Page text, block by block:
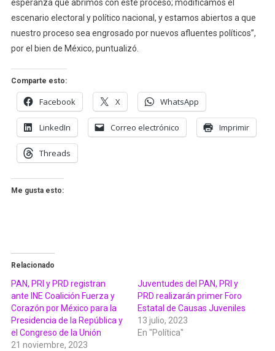
esperanza que abrimos con este proceso; modificamos el
escenario electoral y político nacional, y estamos abiertos a que
nuestro proceso sea engrosado por nuevos afluentes políticos”,
por el bien de México, puntualizó.
Comparte esto:
Facebook X WhatsApp
LinkedIn Correo electrónico Imprimir
Threads
Me gusta esto:
Relacionado
PAN, PRI y PRD registran
ante INE Coalición Fuerza y
Corazón por México para la
Presidencia de la República y
el Congreso de la Unión
21 noviembre, 2023
Juventudes del PAN, PRI y
PRD realizarán primer Foro
Estatal de Causas Juveniles
13 julio, 2023
En "Política"